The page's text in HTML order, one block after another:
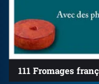
111 Fromages